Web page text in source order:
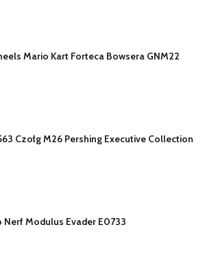
Mario Kart Forteca Bowsera GNM22
Czołg M26 Pershing Executive Collection
Nerf Modulus Evader E0733